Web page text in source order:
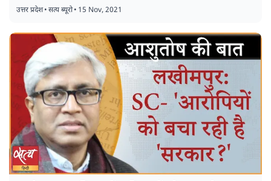
उत्तर प्रदेश•सत्य ब्यूरो• 15 Nov, 2021